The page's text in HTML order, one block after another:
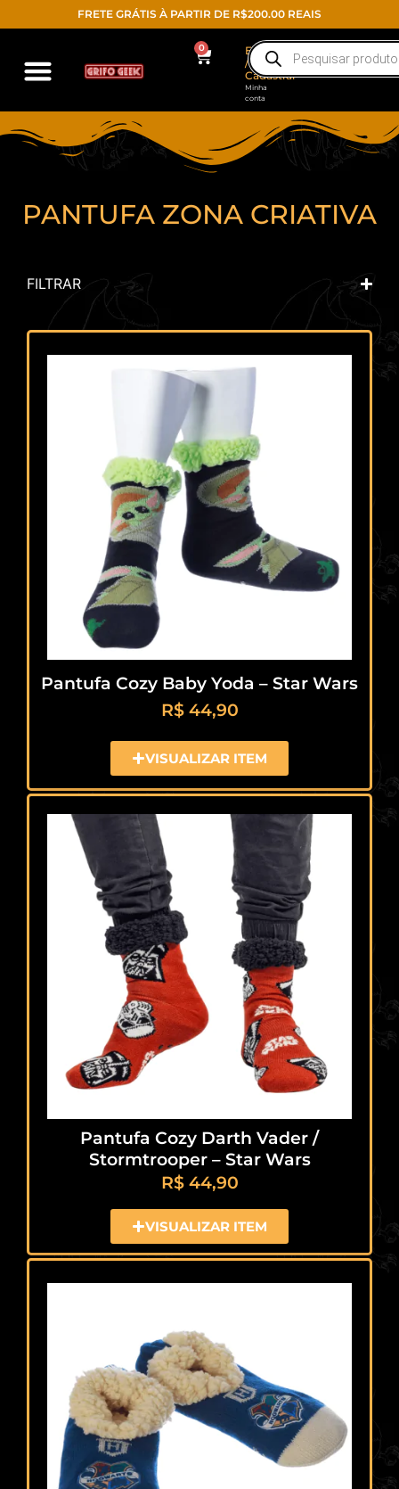
FRETE GRÁTIS À PARTIR DE R$200.00 REAIS
0
Entrar
/
Cadastrar
Minha
conta
PANTUFA ZONA CRIATIVA
FILTRAR
Pantufa Cozy Baby Yoda – Star Wars
R$44,90
VISUALIZAR ITEM
Pantufa Cozy Darth Vader /
Stormtrooper – Star Wars
R$44,90
VISUALIZAR ITEM